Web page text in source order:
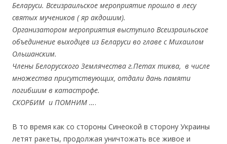
Беларуси. Всеизраильское мероприятие прошло в лесу
святых мучеников ( яр акдошим).
Организатором мероприятия выступило Всеизраильское
объединение выходцев из Беларуси во главе с Михаилом
Ольшанским.
Члены Белорусского Землячества г.Петах тиква, в числе
множества присутствующих, отдали дань памяти
погибшим в катастрофе.
СКОРБИМ и ПОМНИМ ….
В то время как со стороны Синеокой в сторону Украины
летят ракеты, продолжая уничтожать все живое и